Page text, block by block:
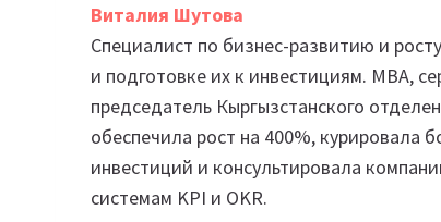
Виталия Шутова
Специалист по бизнес-развитию и
и подготовке их к инвестициям. MBA,
председатель Кыргызстанского
обеспечила рост на 400%, курировала
инвестиций и консультировала
системам KPI и OKR.